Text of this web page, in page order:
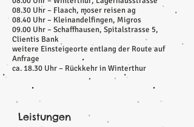
08.30 Uhr – Flaach, moser reisen ag
08.40 Uhr – Kleinandelfingen, Migros
09.00 Uhr – Schaffhausen, Spitalstrasse 5,
Clientis Bank
weitere Einsteigeorte entlang der Route auf
Anfrage
ca. 18.30 Uhr – Rückkehr in Winterthur
Leistungen